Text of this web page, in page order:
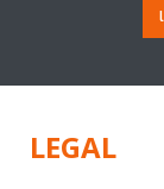
LEGAL